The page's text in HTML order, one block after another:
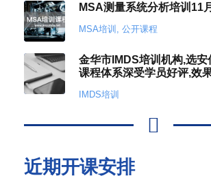
MSA测量系统分析培训11
MSA培训 公开课程
金华市IMDS培训机构,选安
课程体系深受学员好评,效
IMDS培训
近期开课安排